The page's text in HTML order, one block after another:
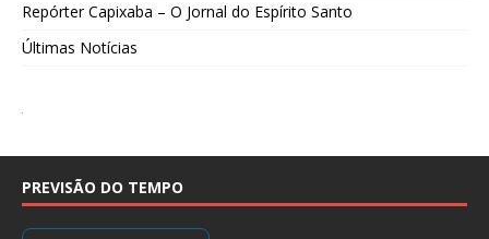
Repórter Capixaba – O Jornal do Espírito Santo
Últimas Notícias
PREVISÃO DO TEMPO